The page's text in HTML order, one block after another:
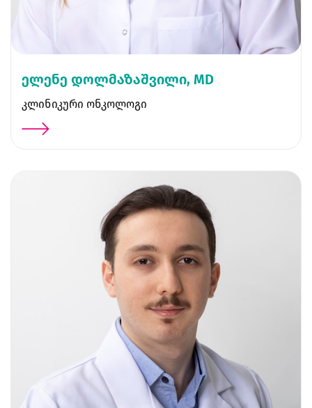
ელენე დოლმაზაშვილი, MD
კლინიკური ონკოლოგი